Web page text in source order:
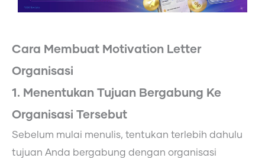
Cara Membuat Motivation Letter
Organisasi
1. Menentukan Tujuan Bergabung Ke
Organisasi Tersebut
Sebelum mulai menulis, tentukan terlebih dahulu
tujuan Anda bergabung dengan organisasi